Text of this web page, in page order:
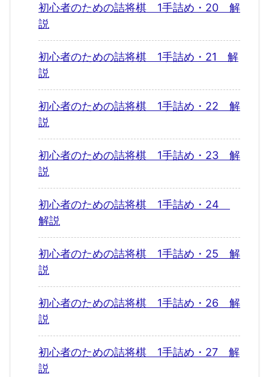
初心者のための詰将棋 1手詰め・20 解
説
初心者のための詰将棋 1手詰め・21 解
説
初心者のための詰将棋 1手詰め・22 解
説
初心者のための詰将棋 1手詰め・23 解
説
初心者のための詰将棋 1手詰め・24
解説
初心者のための詰将棋 1手詰め・25 解
説
初心者のための詰将棋 1手詰め・26 解
説
初心者のための詰将棋 1手詰め・27 解
説